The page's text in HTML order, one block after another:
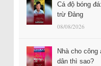
Cá độ bóng
trừ Đảng
08/08/2026
Nhà cho
dân thì sao?